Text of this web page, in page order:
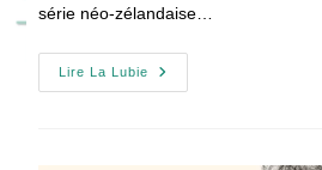
série néo-zélandaise…
Lire La Lubie
AFTER
THE